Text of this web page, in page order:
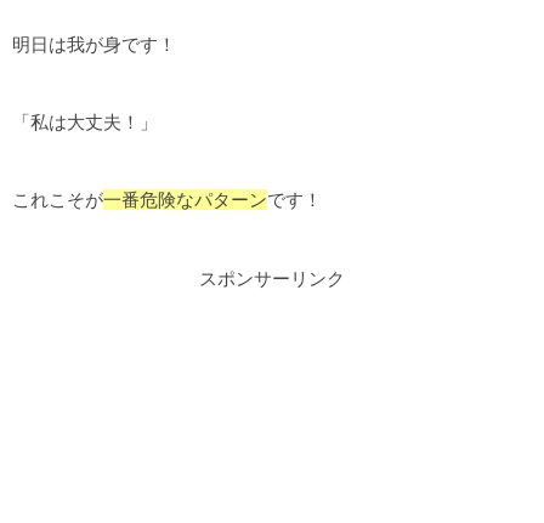
明日は我が身です！
「私は大丈夫！」
これこそが一番危険なパターンです！
スポンサーリンク